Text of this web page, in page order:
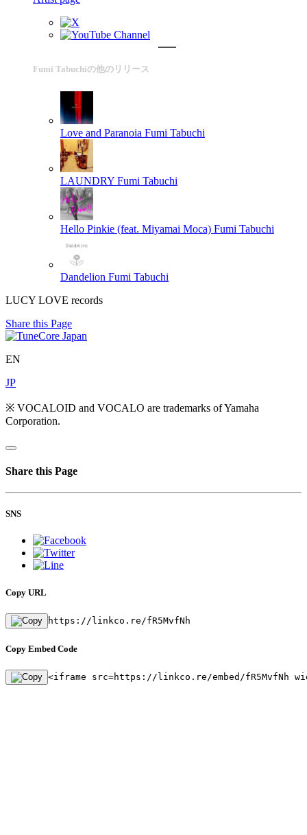
Fumi Tabuchiの他のリリース
Love and Paranoia Fumi Tabuchi
LAUNDRY Fumi Tabuchi
Hello Pinkie (feat. Miyamai Moca) Fumi Tabuchi
Dandelion Fumi Tabuchi
LUCY LOVE records
Share this Page
EN
JP
※ VOCALOID and VOCALO are trademarks of Yamaha
Corporation.
Share this Page
SNS
Copy URL
https://linkco.re/fR5MvfNh
Copy Embed Code
<iframe src=https://linkco.re/embed/fR5MvfNh